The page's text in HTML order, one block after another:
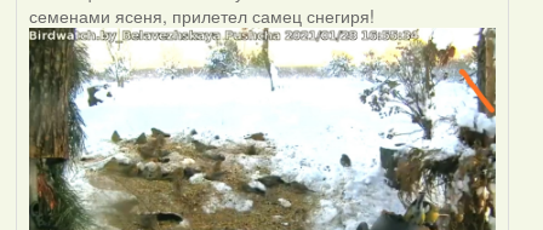
семенами ясеня, прилетел самец снегиря!